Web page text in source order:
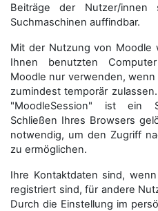
Beiträge der Nutzer/innen
Suchmaschi­nen auffindbar.
Mit der Nutzung von Moodle
Ihnen benutzten
Moodle nur verwenden,
zumindest temporär
"MoodleSession" ist ein
Schließen Ihres Browsers
notwendig, um den Zugriff
zu ermöglichen.
Ihre Kontaktdaten sind,
registriert sind, für andere
Durch die Einstellung im